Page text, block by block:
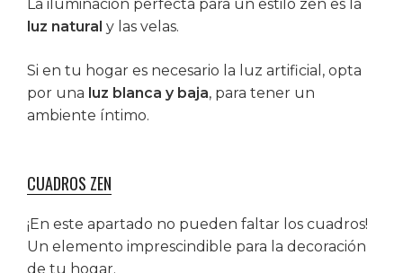
La iluminación perfecta para un estilo zen es la
luz natural y las velas.
Si en tu hogar es necesario la luz artificial, opta
por una luz blanca y baja, para tener un
ambiente íntimo.
CUADROS ZEN
¡En este apartado no pueden faltar los cuadros!
Un elemento imprescindible para la decoración
de tu hogar.